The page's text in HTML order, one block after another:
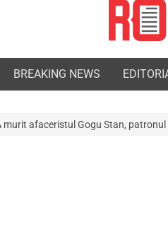
BREAKING NEWS
Stan, patronul hotelului „Carmen”